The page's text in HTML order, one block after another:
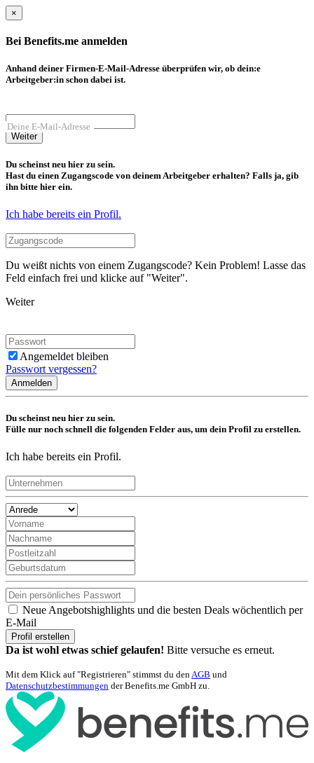
×
Bei Benefits.me anmelden
Anhand deiner Firmen-E-Mail-Adresse überprüfen wir, ob dein:e
Arbeitgeber:in schon dabei ist.
Deine E-Mail-Adresse
Weiter
Du scheinst neu hier zu sein.
Hast du einen Zugangscode von deinem Arbeitgeber erhalten? Falls ja, gib
ihn bitte hier ein.
Ich habe bereits ein Profil.
Du weißt nichts von einem Zugangscode? Kein Problem! Lasse das
Feld einfach frei und klicke auf "Weiter".
Weiter
Angemeldet bleiben
Passwort vergessen?
Anmelden
Du scheinst neu hier zu sein.
Fülle nur noch schnell die folgenden Felder aus, um dein Profil zu erstellen.
Ich habe bereits ein Profil.
Neue Angebotshighlights und die besten Deals wöchentlich per
E-Mail
Profil erstellen
Da ist wohl etwas schief gelaufen! Bitte versuche es erneut.
Mit dem Klick auf "Registrieren" stimmst du denAGB und
Datenschutzbestimmungen der Benefits.me GmbH zu.